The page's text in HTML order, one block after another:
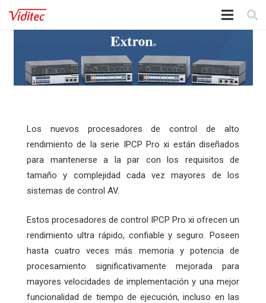
Los nuevos procesadores de control de alto
rendimiento de la serie IPCP Pro xi están diseñados
para mantenerse a la par con los requisitos de
tamaño y complejidad cada vez mayores de los
sistemas de control AV.
Estos procesadores de control IPCP Pro xi ofrecen un
rendimiento ultra rápido, confiable y seguro. Poseen
hasta cuatro veces más memoria y potencia de
procesamiento significativamente mejorada para
mayores velocidades de implementación y una mejor
funcionalidad de tiempo de ejecución, incluso en las